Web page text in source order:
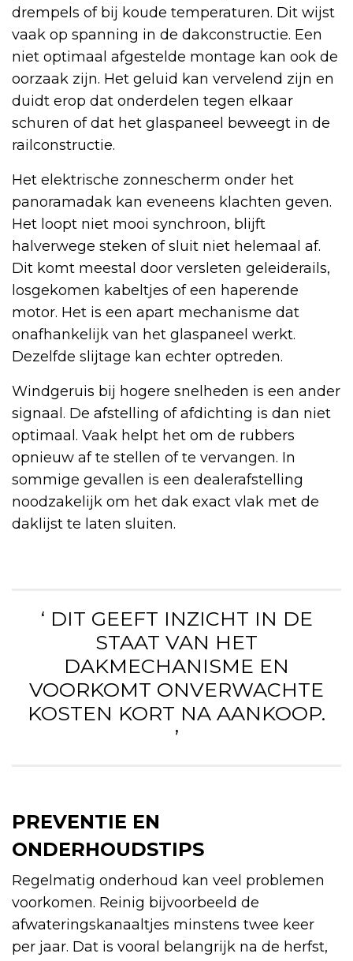
drempels of bij koude temperaturen. Dit wijst
vaak op spanning in de dakconstructie. Een
niet optimaal afgestelde montage kan ook de
oorzaak zijn. Het geluid kan vervelend zijn en
duidt erop dat onderdelen tegen elkaar
schuren of dat het glaspaneel beweegt in de
railconstructie.
Het elektrische zonnescherm onder het
panoramadak kan eveneens klachten geven.
Het loopt niet mooi synchroon, blijft
halverwege steken of sluit niet helemaal af.
Dit komt meestal door versleten geleiderails,
losgekomen kabeltjes of een haperende
motor. Het is een apart mechanisme dat
onafhankelijk van het glaspaneel werkt.
Dezelfde slijtage kan echter optreden.
Windgeruis bij hogere snelheden is een ander
signaal. De afstelling of afdichting is dan niet
optimaal. Vaak helpt het om de rubbers
opnieuw af te stellen of te vervangen. In
sommige gevallen is een dealerafstelling
noodzakelijk om het dak exact vlak met de
daklijst te laten sluiten.
‘ DIT GEEFT INZICHT IN DE
STAAT VAN HET
DAKMECHANISME EN
VOORKOMT ONVERWACHTE
KOSTEN KORT NA AANKOOP.
’
PREVENTIE EN
ONDERHOUDSTIPS
Regelmatig onderhoud kan veel problemen
voorkomen. Reinig bijvoorbeeld de
afwateringskanaaltjes minstens twee keer
per jaar. Dat is vooral belangrijk na de herfst,